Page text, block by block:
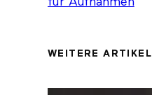
WEITERE ARTIKEL